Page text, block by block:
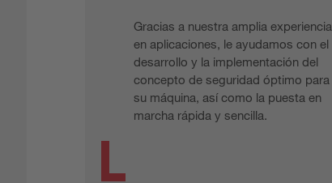
Gracias a nuestra amplia experiencia
en aplicaciones, le ayudamos con el
desarrollo y la implementación del
concepto de seguridad óptimo para
su máquina, así como la puesta en
marcha rápida y sencilla.